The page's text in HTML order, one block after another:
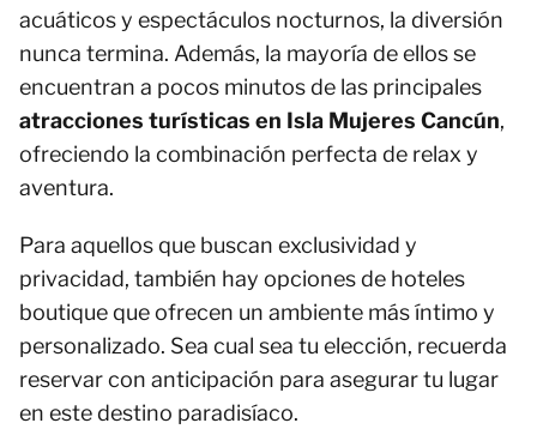
acuáticos y espectáculos nocturnos, la diversión
nunca termina. Además, la mayoría de ellos se
encuentran a pocos minutos de las principales
atracciones turísticas en Isla Mujeres Cancún,
ofreciendo la combinación perfecta de relax y
aventura.
Para aquellos que buscan exclusividad y
privacidad, también hay opciones de hoteles
boutique que ofrecen un ambiente más íntimo y
personalizado. Sea cual sea tu elección, recuerda
reservar con anticipación para asegurar tu lugar
en este destino paradisíaco.